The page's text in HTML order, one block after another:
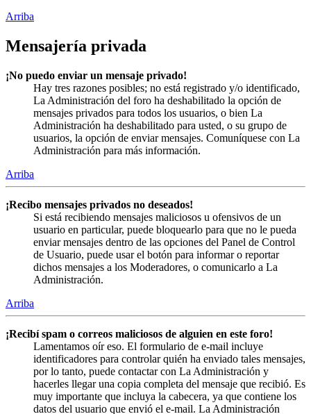
Arriba
Mensajería privada
¡No puedo enviar un mensaje privado!
Hay tres razones posibles; no está registrado y/o identificado,
La Administración del foro ha deshabilitado la opción de
mensajes privados para todos los usuarios, o bien La
Administración ha deshabilitado para usted, o su grupo de
usuarios, la opción de enviar mensajes. Comuníquese con La
Administración para más información.
Arriba
¡Recibo mensajes privados no deseados!
Si está recibiendo mensajes maliciosos u ofensivos de un
usuario en particular, puede bloquearlo para que no le pueda
enviar mensajes dentro de las opciones del Panel de Control
de Usuario, puede usar el botón para informar o reportar
dichos mensajes a los Moderadores, o comunicarlo a La
Administración.
Arriba
¡Recibí spam o correos maliciosos de alguien en este foro!
Lamentamos oír eso. El formulario de e-mail incluye
identificadores para controlar quién ha enviado tales mensajes,
por lo tanto, puede contactar con La Administración y
hacerles llegar una copia completa del mensaje que recibió. Es
muy importante que incluya la cabecera, ya que contiene los
datos del usuario que envió el e-mail. La Administración